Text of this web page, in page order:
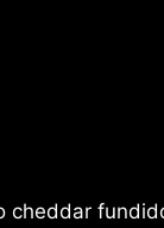
cheddar